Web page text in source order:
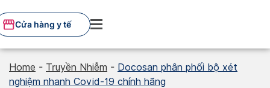
to
content
Cửa hàng y tế
Home - Truyền Nhiễm - Docosan phân phối bộ xét
nghiệm nhanh Covid-19 chính hãng